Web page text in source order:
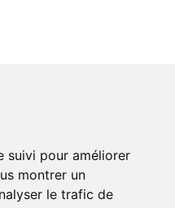
suivi pour améliorer
montrer un
le trafic de